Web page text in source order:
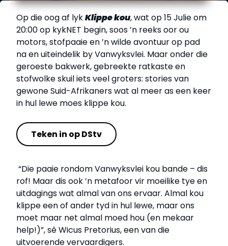
Op die oog af lykKlippe kou, wat op 15 Julie om
20:00 op kykNET begin, soos ’n reeks oor ou
motors, stofpaaie en ’n wilde avontuur op pad
na en uiteindelik by Vanwyksvlei. Maar onder die
geroeste bakwerk, gebreekte ratkaste en
stofwolke skuil iets veel groters: stories van
gewone Suid-Afrikaners wat al meer as een keer
in hul lewe moes klippe kou.
Teken in op DStv
“Die paaie rondom Vanwyksvlei kou bande – dis
rof! Maar dis ook ’n metafoor vir moeilike tye en
uitdagings wat almal van ons ervaar. Almal kou
klippe een of ander tyd in hul lewe, maar ons
moet maar net almal moed hou (en mekaar
help!)”, sê Wicus Pretorius, een van die
uitvoerende vervaardigers.